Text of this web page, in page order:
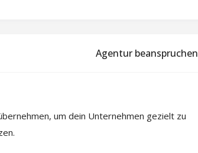
Agentur beanspruchen
um dein Unternehmen gezielt zu